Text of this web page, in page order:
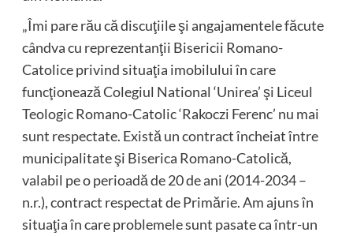
„Îmi pare rău că discuţiile şi angajamentele făcute
cândva cu reprezentanţii Bisericii Romano-
Catolice privind situaţia imobilului în care
funcţionează Colegiul National ‘Unirea’ şi Liceul
Teologic Romano-Catolic ‘Rakoczi Ferenc’ nu mai
sunt respectate. Există un contract încheiat între
municipalitate şi Biserica Romano-Catolică,
valabil pe o perioadă de 20 de ani (2014-2034 –
n.r.), contract respectat de Primărie. Am ajuns în
situaţia în care problemele sunt pasate ca într-un